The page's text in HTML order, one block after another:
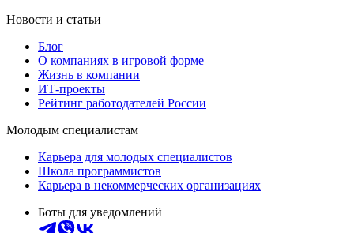
Новости и статьи
Блог
О компаниях в игровой форме
Жизнь в компании
ИТ-проекты
Рейтинг работодателей России
Молодым специалистам
Карьера для молодых специалистов
Школа программистов
Карьера в некоммерческих организациях
Боты для уведомлений